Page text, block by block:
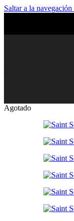
Saltar a la navegación
Agotado